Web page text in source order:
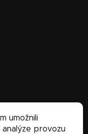
umožnili
provozu